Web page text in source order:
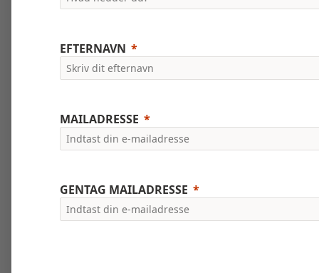
EFTERNAVN
MAILADRESSE
GENTAG MAILADRESSE